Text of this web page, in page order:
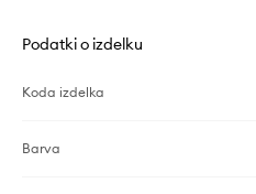
Podatki o izdelku
Koda izdelka
Barva